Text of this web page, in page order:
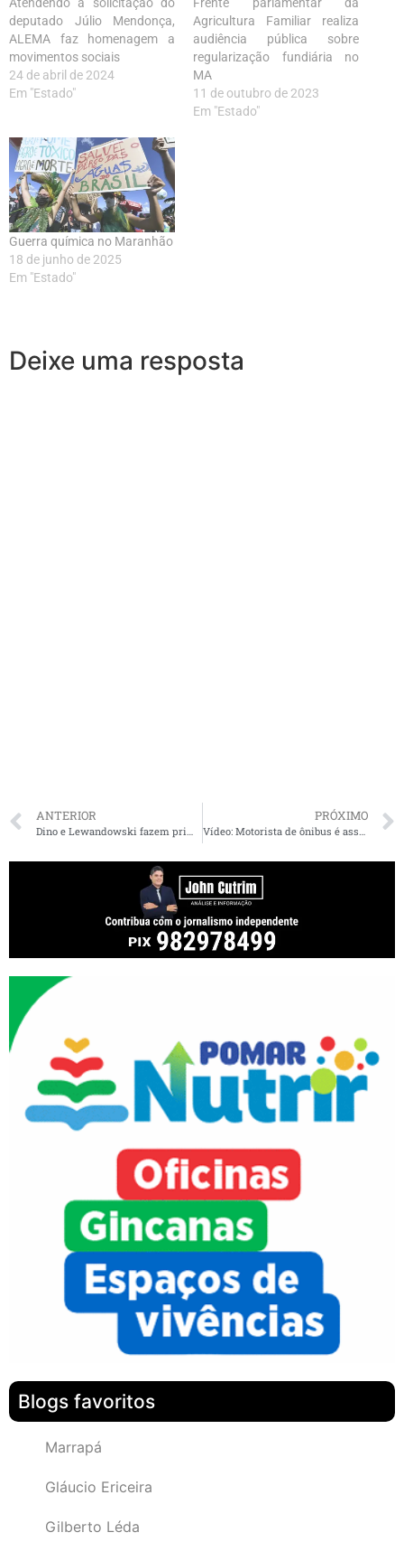
deputado Júlio Mendonça,
ALEMA faz homenagem a
movimentos sociais
24 de abril de 2024
Em "Estado"
Agricultura Familiar realiza
audiência pública sobre
regularização fundiária no
MA
11 de outubro de 2023
Em "Estado"
Guerra química no Maranhão
18 de junho de 2025
Em "Estado"
Deixe uma resposta
ANTERIOR
Dino e Lewandowski fazem primeira reunião para transição no Ministério da Justiça
PRÓXIMO
Vídeo: Motorista de ônibus é assassinado durante assalto em São Luís
Blogs favoritos
Marrapá
Gláucio Ericeira
Gilberto Léda